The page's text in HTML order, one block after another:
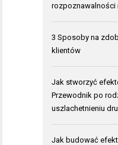
rozpoznawalności
3 Sposoby na
klientów
Jak stworzyć
Przewodnik po
uszlachetnieniu
Jak budować